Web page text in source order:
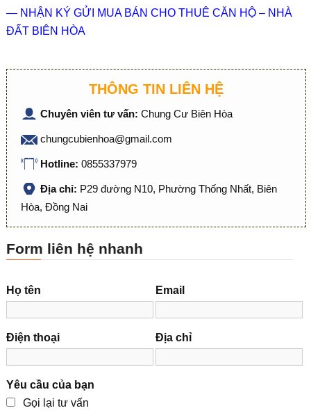
— NHẬN KÝ GỬI MUA BÁN CHO THUÊ CĂN HỘ – NHÀ
ĐẤT BIÊN HÒA
THÔNG TIN LIÊN HỆ
Chuyên viên tư vấn: Chung Cư Biên Hòa
chungcubienhoa@gmail.com
Hotline: 0855337979
Địa chỉ: P29 đường N10, Phường Thống Nhất, Biên
Hòa, Đồng Nai
Form liên hệ nhanh
Họ tên Email
Điện thoại Địa chỉ
Yêu cầu của bạn
Gọi lại tư vấn